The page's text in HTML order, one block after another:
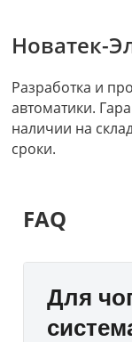
Новатек-
Разработка и
автоматики.
наличии на
сроки.
FAQ
Для